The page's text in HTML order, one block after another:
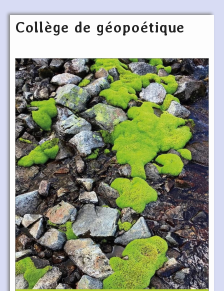
Collège de géopoétique
Articles les plus récents